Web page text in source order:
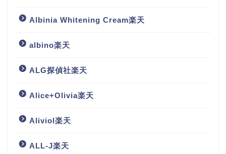
Albinia Whitening Cream楽天
albino楽天
ALG探偵社楽天
Alice+Olivia楽天
Aliviol楽天
ALL-J楽天